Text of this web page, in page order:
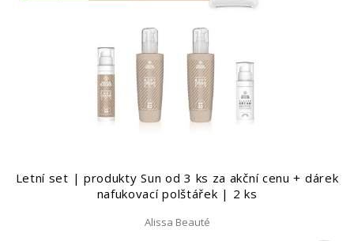
Letní set | produkty Sun od 3 ks za akční cenu + dárek
nafukovací polštářek | 2 ks
Alissa Beauté